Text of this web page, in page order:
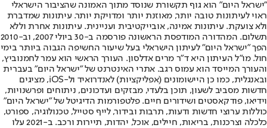
"ישראל היום" הוא גוף תקשורת שנוסד מתוך האמונה שהציבור הישראלי
ראוי לעיתונות טובה יותר, מאוזנת יותר ומדויקת יותר. עיתונות שמדברת
ולא צועקת. עיתונות אמינה, אובייקטיבית ועניינית. עיתונות אחרת וללא
תשלום. המהדורה המודפסת הראשונה פורסמה ב-30 ביולי 2007, וב-2010
הפך "ישראל היום" לעיתון הישראלי בעל שיעור החשיפה הגבוה ביותר בימי
חול. מו"ל העיתון היא ד"ר מרים אדלסון. העורך הראשי הוא עמר לחמנוביץ,
והעורך המייסד הוא עמוס רגב. אתרי האינטרנט של "ישראל היום" בעברית
ובאנגלית, כמו כן היישומונים (אפליקציות) לאנדרואיד ול-iOS, מציגים
חדשות מסביב לשעון, תוכן בלעדי, מבזקים ועדכונים, ניתוחים ופרשנויות,
וידיאו, פודקאסטים ושידורים חיים. פלטפורמות הדיגיטל של "ישראל היום"
כוללות ערוצי חדשות ודעות, תרבות ובידור, לייף סטייל, טכנולוגיה, ספורט,
כלכלה וצרכנות, בריאות, חיילים, אוכל, יהדות, תיירות ורכב. ב-2021 עלו